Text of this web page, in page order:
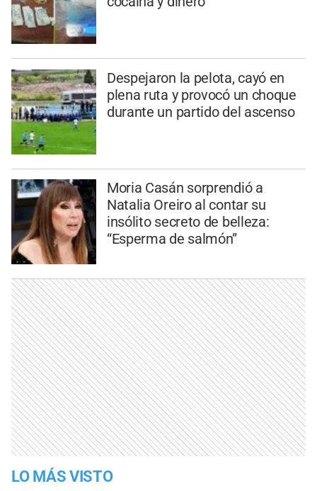
Despejaron la pelota, cayó en
plena ruta y provocó un choque
durante un partido del ascenso
Moria Casán sorprendió a
Natalia Oreiro al contar su
insólito secreto de belleza:
“Esperma de salmón”
LO MÁS VISTO